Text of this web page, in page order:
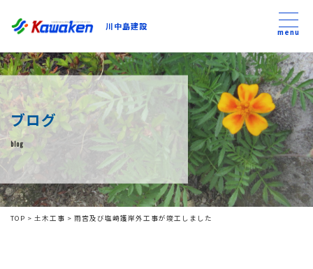
川中島建設
川中島建設
トップ
トピックス
事業内容
私たちについて
menu
ブログ
blog
TOP > 土木工事 > 雨宮及び塩崎護岸外工事が竣工しました